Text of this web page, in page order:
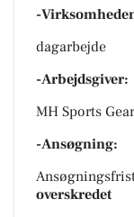
-
dagarbejde
-Arbejdsgiver:
MH Sports
-Ansøgning:
overskredet